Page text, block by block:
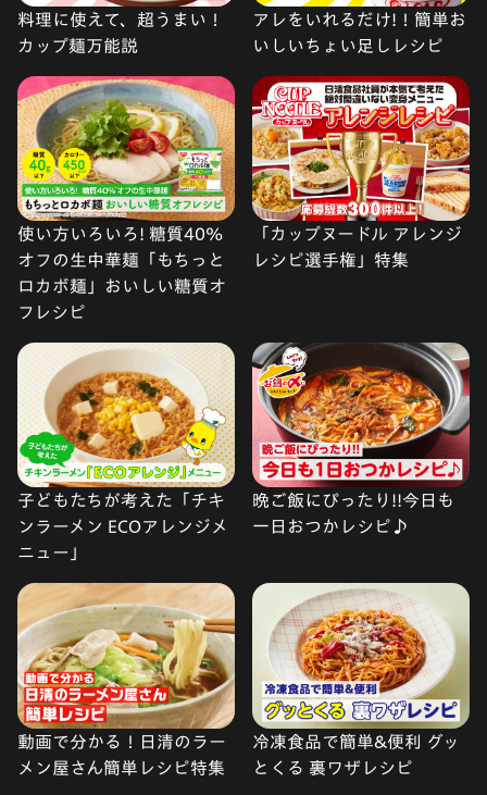
料理に使えて、超うまい！
カップ麺万能説
アレをいれるだけ!！簡単お
いしいちょい足しレシピ
使い方いろいろ! 糖質40%
オフの生中華麺「もちっと
ロカボ麺」おいしい糖質オ
フレシピ
「カップヌードル アレンジ
レシピ選手権」特集
子どもたちが考えた「チキ
ンラーメン ECOアレンジメ
ニュー」
晩ご飯にぴったり!!今日も
一日おつかレシピ♪
動画で分かる！日清のラー
メン屋さん簡単レシピ特集
冷凍食品で簡単&便利 グッ
とくる 裏ワザレシピ